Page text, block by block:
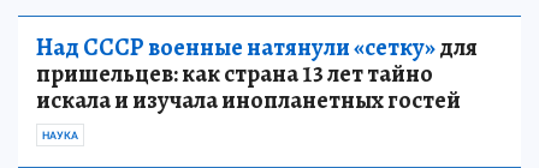
Над СССР военные натянули «сетку»для
пришельцев: как страна 13 лет тайно
искала и изучала инопланетных гостей
НАУКА